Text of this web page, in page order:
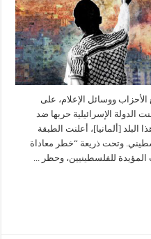
الأحزاب ووسائل الإعلام، على
الدولة الإسرائيلية حربها ضد
[ألمانيا]، أعلنت الطبقة
وتحت ذريعة “خطر معاداة
للفلسطينيين، وحظر ...